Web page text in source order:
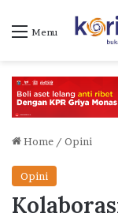
Menu
Home / Opini
Opini